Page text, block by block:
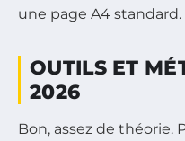
une page A4 standard.
OUTILS ET
2026
Bon, assez de théorie.